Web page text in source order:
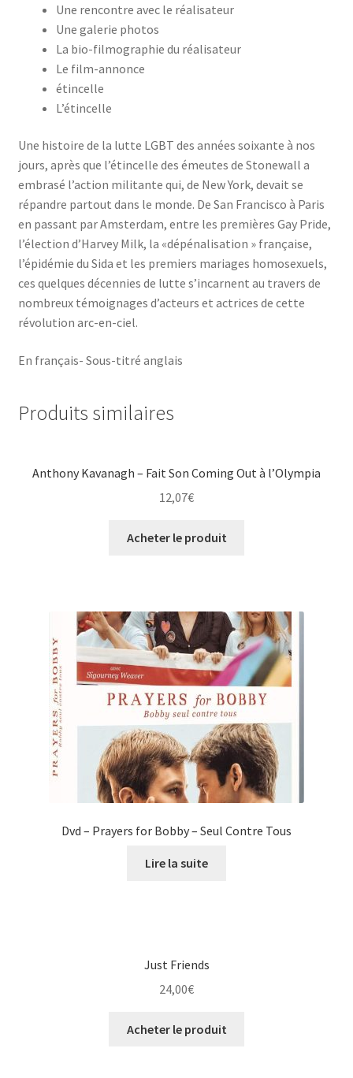
Une rencontre avec le réalisateur
Une galerie photos
La bio-filmographie du réalisateur
Le film-annonce
étincelle
L’étincelle
Une histoire de la lutte LGBT des années soixante à nos
jours, après que l’étincelle des émeutes de Stonewall a
embrasé l’action militante qui, de New York, devait se
répandre partout dans le monde. De San Francisco à Paris
en passant par Amsterdam, entre les premières Gay Pride,
l’élection d’Harvey Milk, la «dépénalisation » française,
l’épidémie du Sida et les premiers mariages homosexuels,
ces quelques décennies de lutte s’incarnent au travers de
nombreux témoignages d’acteurs et actrices de cette
révolution arc-en-ciel.
En français- Sous-titré anglais
Produits similaires
Anthony Kavanagh – Fait Son Coming Out à l’Olympia
12,07€
Acheter le produit
Dvd – Prayers for Bobby – Seul Contre Tous
Lire la suite
Just Friends
24,00€
Acheter le produit